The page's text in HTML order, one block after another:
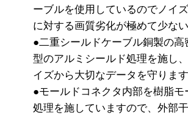
ーブルを使用しているのでノイ
に対する画質劣化が極めて少な
●二重シールドケーブル銅製の
型のアルミシールド処理を施し
イズから大切なデータを守りま
●モールドコネクタ内部を樹脂
処理を施していますので、外部